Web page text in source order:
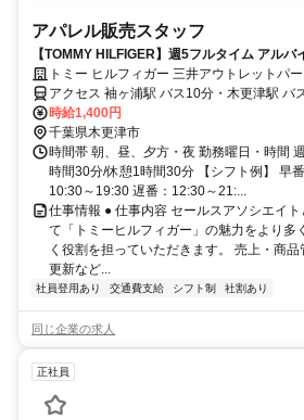
アパレル販売スタッフ
【TOMMY HILFIGER】週5フルタイム アル
フを積極募集中！
トミー ヒルフィガー 三井アウトレットパ
アクセス 袖ヶ浦駅 バス10分・木更津駅 バ
時給1,400円
千葉県木更津市
時間帯 朝、昼、夕方・夜 勤務曜日・時間
時間30分/休憩1時間30分 【シフト例】 早
10:30～19:30 遅番：12:30～21:...
仕事情報 ● 仕事内容 セールスアソシエイ
て「トミーヒルフィガー」の魅力をより多
く役割を担っていただきます。 売上・商
更新など...
社員登用あり 交通費支給 シフト制 社割あり
同じ企業の求人
正社員